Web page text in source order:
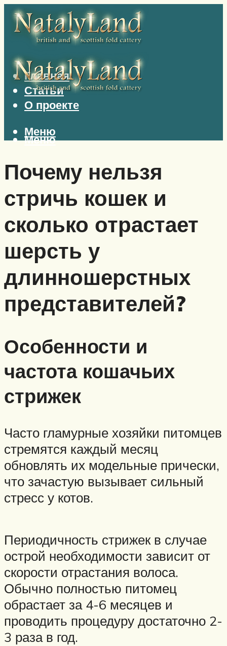
Главная
Статьи
О проекте
Меню
Меню
Почему нельзя
стричь кошек и
сколько отрастает
шерсть у
длинношерстных
представителей?
Особенности и
частота кошачьих
стрижек
Часто гламурные хозяйки питомцев
стремятся каждый месяц
обновлять их модельные прически,
что зачастую вызывает сильный
стресс у котов.
Периодичность стрижек в случае
острой необходимости зависит от
скорости отрастания волоса.
Обычно полностью питомец
обрастает за 4-6 месяцев и
проводить процедуру достаточно 2-
3 раза в год.